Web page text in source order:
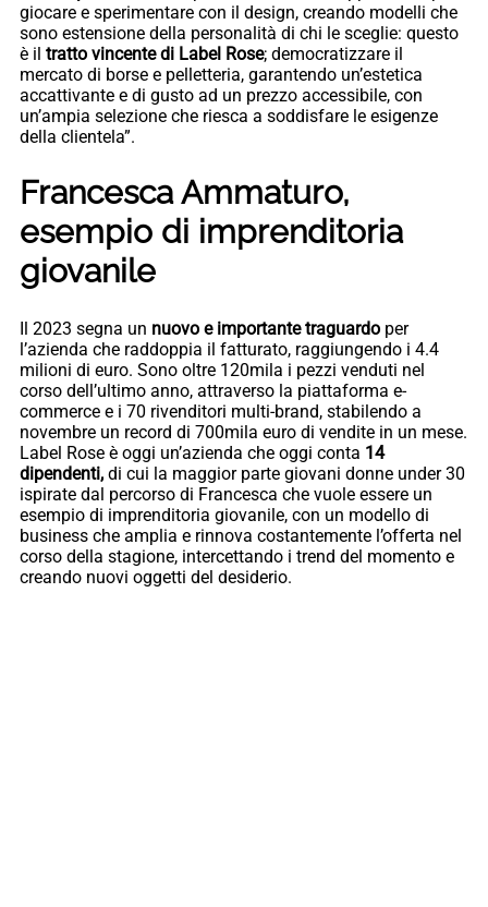
giocare e sperimentare con il design, creando modelli che
sono estensione della personalità di chi le sceglie: questo
è il tratto vincente di Label Rose; democratizzare il
mercato di borse e pelletteria, garantendo un’estetica
accattivante e di gusto ad un prezzo accessibile, con
un’ampia selezione che riesca a soddisfare le esigenze
della clientela”.
Francesca Ammaturo,
esempio di imprenditoria
giovanile
Il 2023 segna un nuovo e importante traguardo per
l’azienda che raddoppia il fatturato, raggiungendo i 4.4
milioni di euro. Sono oltre 120mila i pezzi venduti nel
corso dell’ultimo anno, attraverso la piattaforma e-
commerce e i 70 rivenditori multi-brand, stabilendo a
novembre un record di 700mila euro di vendite in un mese.
Label Rose è oggi un’azienda che oggi conta 14
dipendenti, di cui la maggior parte giovani donne under 30
ispirate dal percorso di Francesca che vuole essere un
esempio di imprenditoria giovanile, con un modello di
business che amplia e rinnova costantemente l’offerta nel
corso della stagione, intercettando i trend del momento e
creando nuovi oggetti del desiderio.